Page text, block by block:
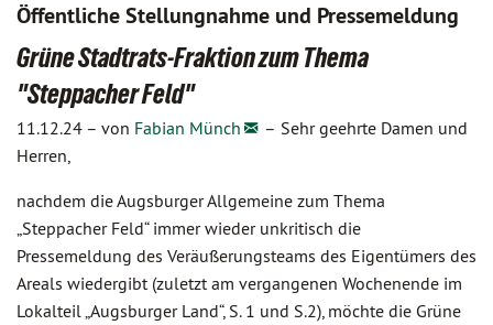
Öffentliche Stellungnahme und Pressemeldung
Grüne Stadtrats-Fraktion zum Thema
"Steppacher Feld"
11.12.24 – von Fabian Münch – Sehr geehrte Damen und
Herren,
nachdem die Augsburger Allgemeine zum Thema
„Steppacher Feld“ immer wieder unkritisch die
Pressemeldung des Veräußerungsteams des Eigentümers des
Areals wiedergibt (zuletzt am vergangenen Wochenende im
Lokalteil „Augsburger Land“, S. 1 und S.2), möchte die Grüne